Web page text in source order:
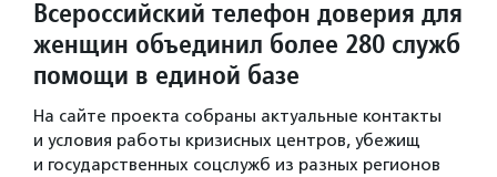
Всероссийский телефон доверия для
женщин объединил более 280 служб
помощи в единой базе
На сайте проекта собраны актуальные контакты
и условия работы кризисных центров, убежищ
и государственных соцслужб из разных регионов